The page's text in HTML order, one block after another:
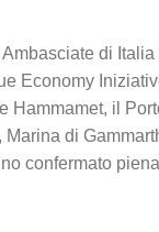
di
Economy
il
di
confermato